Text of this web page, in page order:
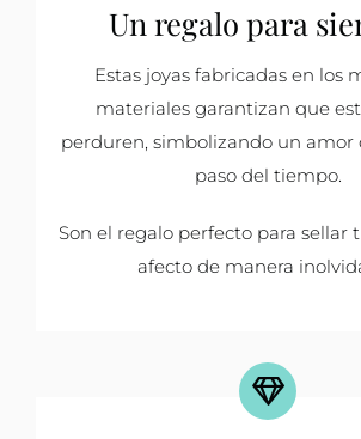
Un regalo para
Estas joyas fabricadas en los
materiales garantizan que
perduren, simbolizando un amor
paso del tiempo.
Son el regalo perfecto para sellar
afecto de manera